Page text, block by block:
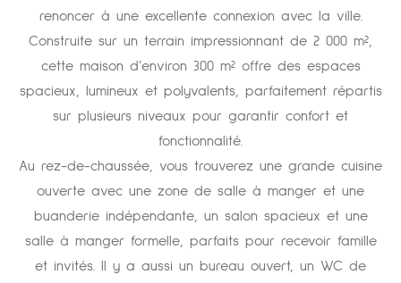
renoncer à une excellente connexion avec la ville.
Construite sur un terrain impressionnant de 2 000 m²,
cette maison d’environ 300 m² offre des espaces
spacieux, lumineux et polyvalents, parfaitement répartis
sur plusieurs niveaux pour garantir confort et
fonctionnalité.
Au rez-de-chaussée, vous trouverez une grande cuisine
ouverte avec une zone de salle à manger et une
buanderie indépendante, un salon spacieux et une
salle à manger formelle, parfaits pour recevoir famille
et invités. Il y a aussi un bureau ouvert, un WC de